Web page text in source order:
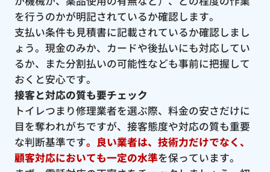
を行うのかが明記されているか確認します。
支払い条件も見積書に記載されているか確認しまし
ょう。現金のみか、カードや後払いにも対応してい
るか、また分割払いの可能性なども事前に把握して
おくと安心です。
接客と対応の質も要チェック
トイレつまり修理業者を選ぶ際、料金の安さだけに
目を奪われがちですが、接客態度や対応の質も重要
な判断基準です。良い業者は、技術力だけでなく、
顧客対応においても一定の水準を保っています。